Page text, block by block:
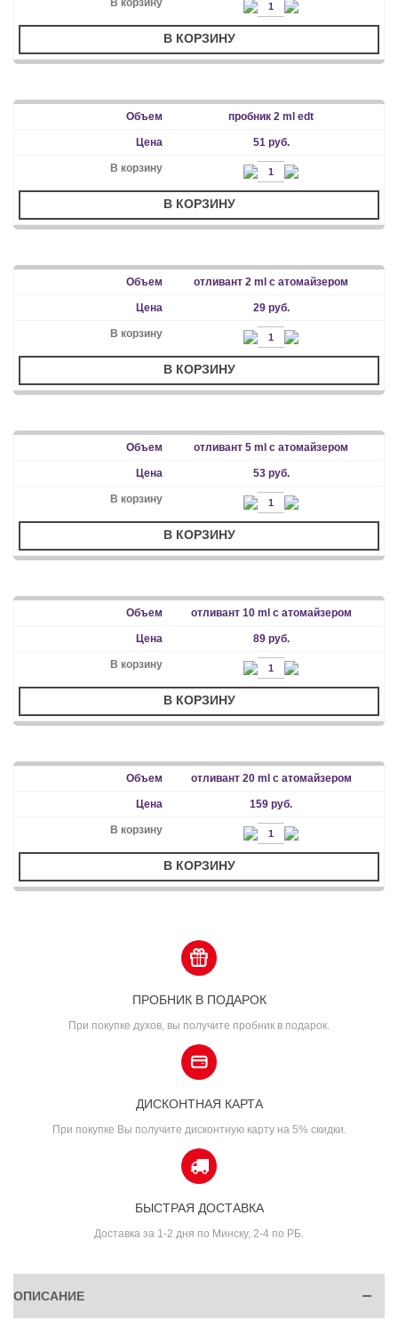
В КОРЗИНУ
пробник 2 ml edt
51 руб.
В КОРЗИНУ
отливант 2 ml с атомайзером
29 руб.
В КОРЗИНУ
отливант 5 ml с атомайзером
53 руб.
В КОРЗИНУ
отливант 10 ml с атомайзером
89 руб.
В КОРЗИНУ
отливант 20 ml с атомайзером
159 руб.
В КОРЗИНУ
ПРОБНИК В ПОДАРОК
При покупке духов, вы получите пробник в подарок.
ДИСКОНТНАЯ КАРТА
При покупке Вы получите дисконтную карту на 5% скидки.
БЫСТРАЯ ДОСТАВКА
Доставка за 1-2 дня по Минску, 2-4 по РБ.
ОПИСАНИЕ